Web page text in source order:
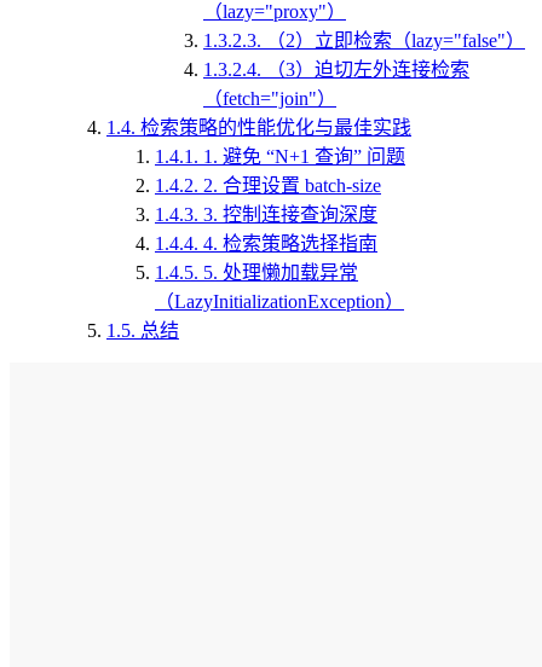
（lazy="proxy"）
1.3.2.3.
（2）立即检索（lazy="false"）
1.3.2.4.
（3）迫切左外连接检索
（fetch="join"）
1.4. 检索策略的性能优化与最佳实践
1.4.1. 1. 避免 “N+1 查询” 问题
1.4.2. 2. 合理设置 batch-size
1.4.3. 3. 控制连接查询深度
1.4.4. 4. 检索策略选择指南
1.4.5. 5. 处理懒加载异常
（LazyInitializationException）
1.5. 总结